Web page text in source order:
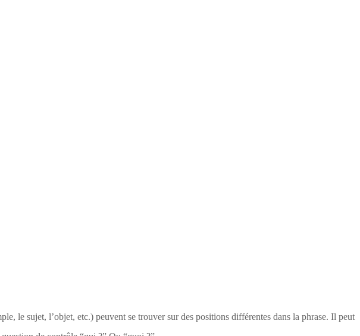
le sujet, l’objet, etc.) peuvent se trouver sur des positions différentes dans la phrase. Il peut